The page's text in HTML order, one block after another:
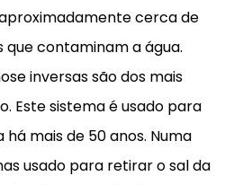
cerca de
que contaminam a água.
inversas são dos mais
Este sistema é usado para
mais de 50 anos. Numa
usado para retirar o sal da